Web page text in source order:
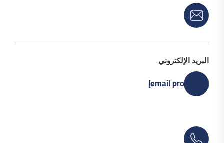
البريد الإلكتروني
[email protected]